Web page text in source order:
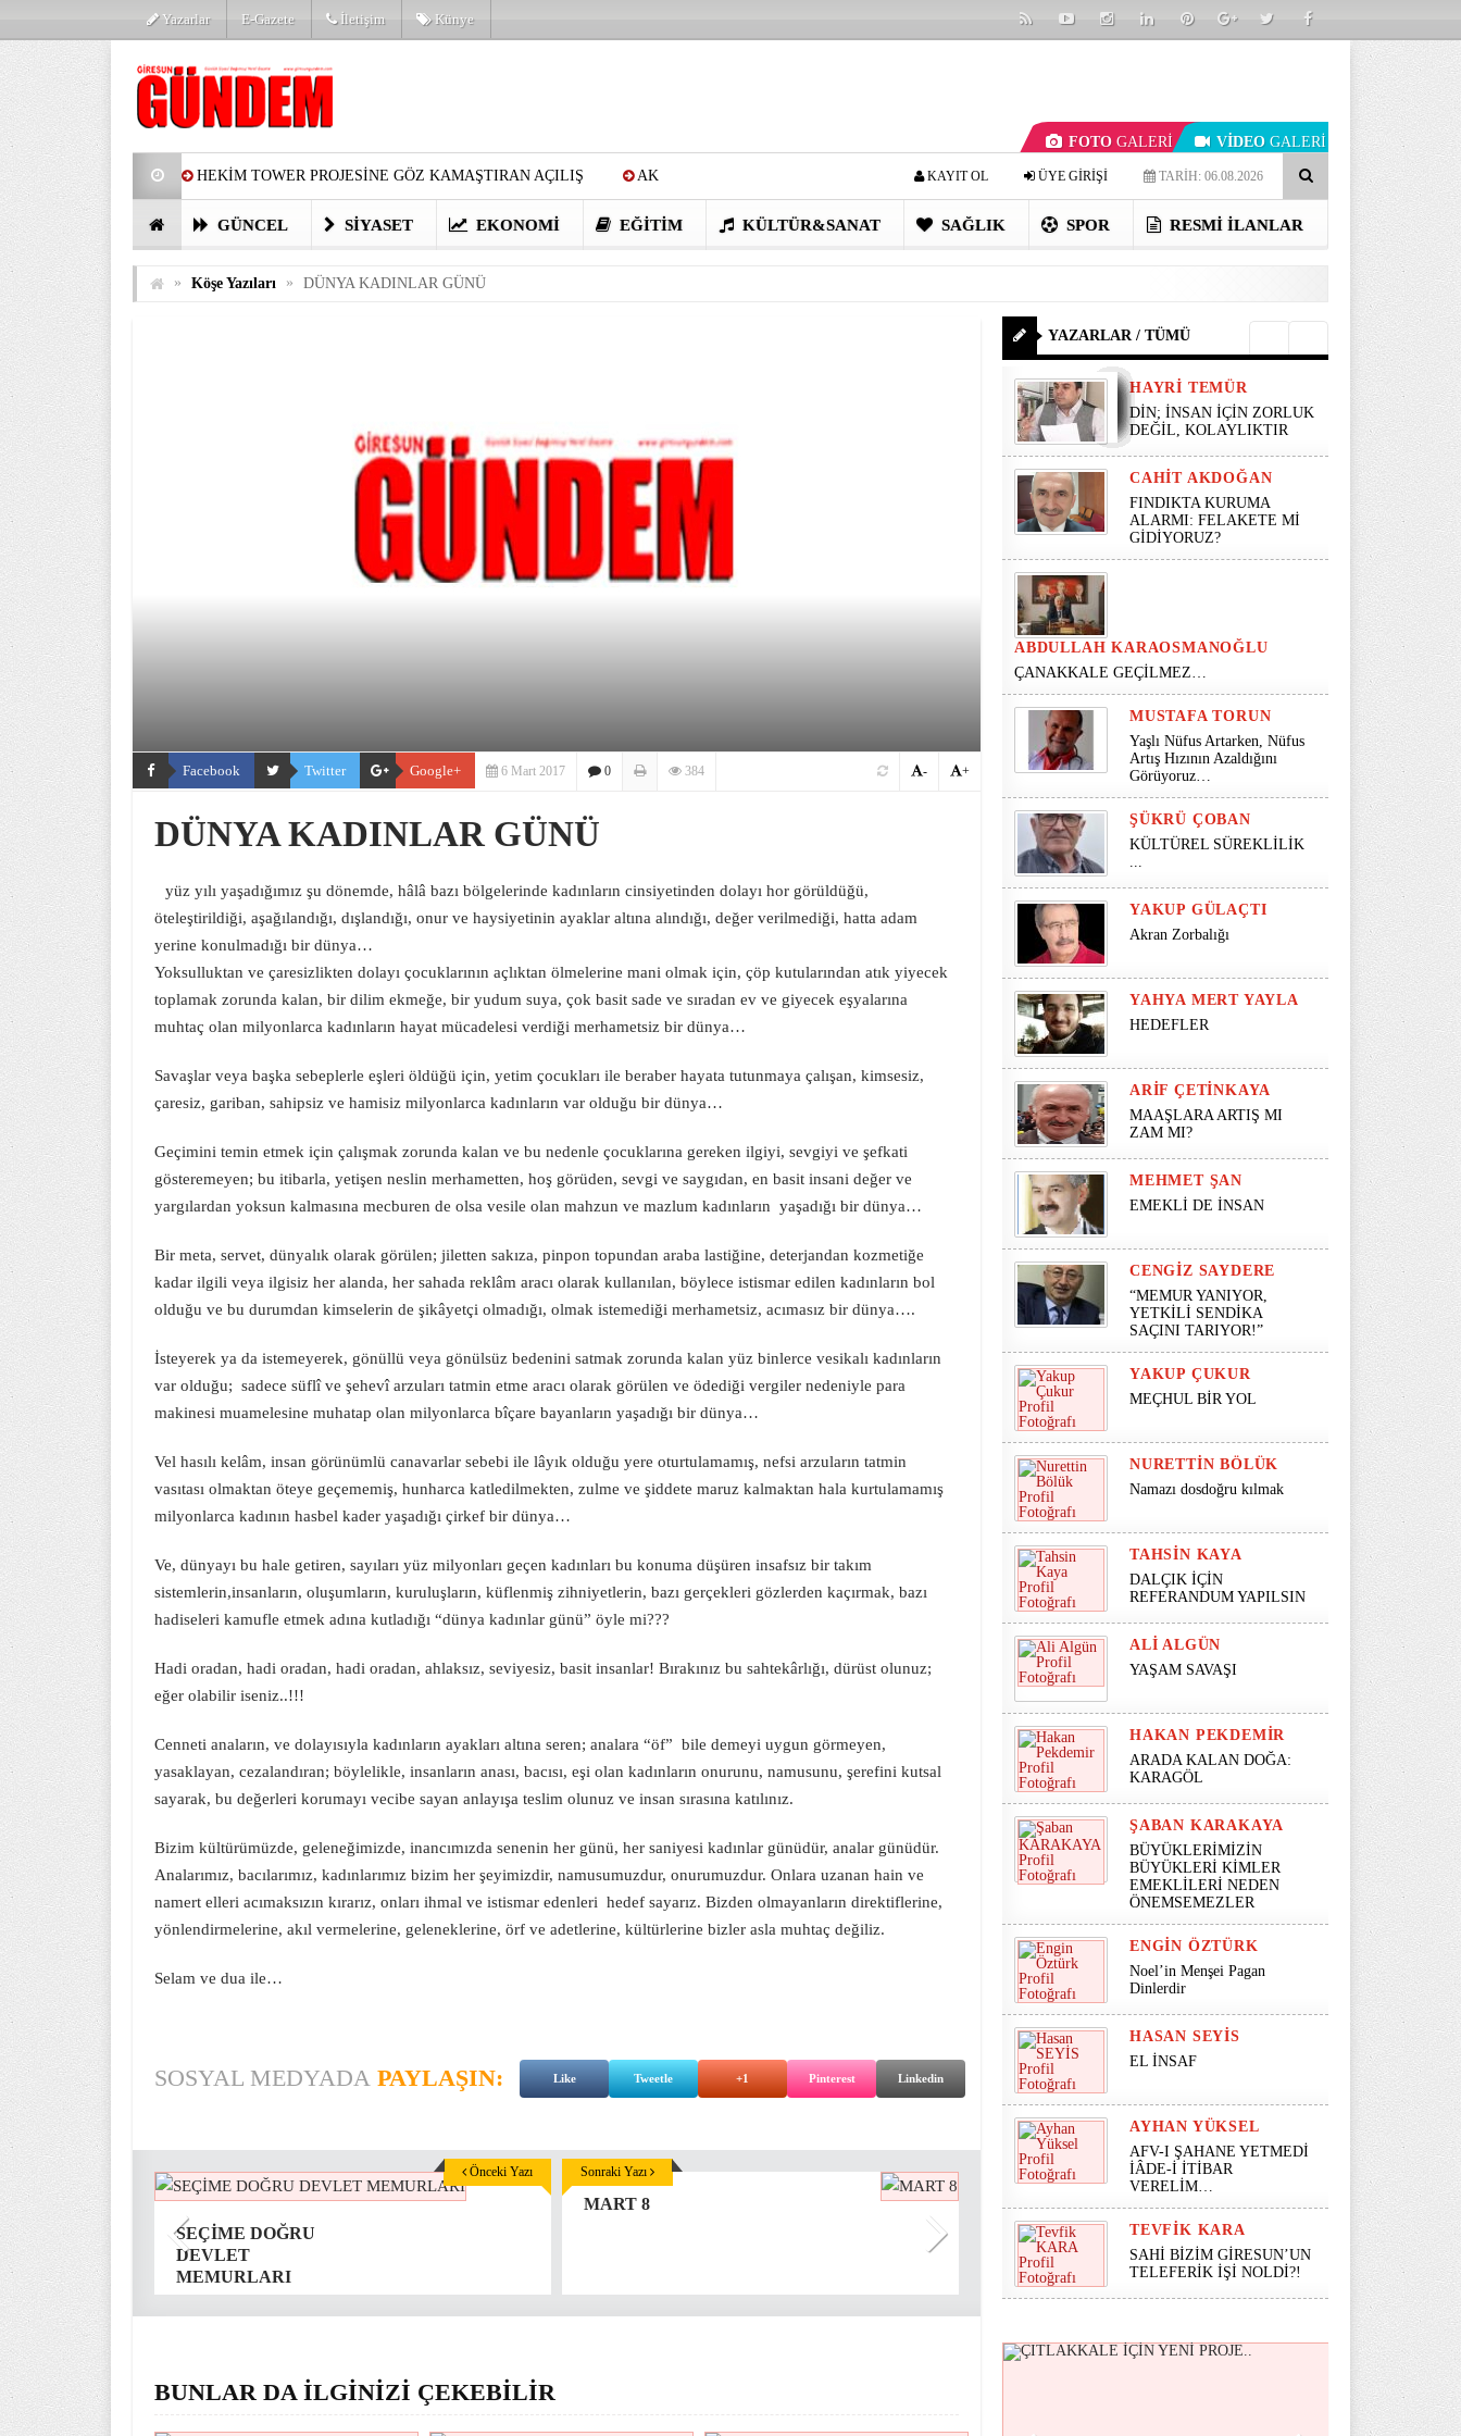
Yazarlar E-Gazete İletişim Künye
FOTO GALERİ VİDEO GALERİ
HEKİM TOWER PROJESİNE GÖZ KAMAŞTIRAN AÇILIŞ AK
PARTİ’DE YENİ YÜZLER HARUN CİCİ: VİDEOYU GÖRÜNCE
TARİH: 06.08.2026
ÜYE GİRİŞİ
KAYIT OL
GÜNCEL SIYASET EKONOMI EĞITIM KÜLTÜR&SANAT SAĞLIK SPOR RESMI İLANLAR
» Köşe Yazıları » DÜNYA KADINLAR GÜNÜ
Facebook Twitter Google+ 6 Mart 2017 0 384 +
-
DÜNYA KADINLAR GÜNÜ
yüz yılı yaşadığımız şu dönemde, hâlâ bazı bölgelerinde kadınların cinsiyetinden dolayı hor görüldüğü,
öteleştirildiği, aşağılandığı, dışlandığı, onur ve haysiyetinin ayaklar altına alındığı, değer verilmediği, hatta adam
yerine konulmadığı bir dünya…
Yoksulluktan ve çaresizlikten dolayı çocuklarının açlıktan ölmelerine mani olmak için, çöp kutularından atık yiyecek
toplamak zorunda kalan, bir dilim ekmeğe, bir yudum suya, çok basit sade ve sıradan ev ve giyecek eşyalarına
muhtaç olan milyonlarca kadınların hayat mücadelesi verdiği merhametsiz bir dünya…
Savaşlar veya başka sebeplerle eşleri öldüğü için, yetim çocukları ile beraber hayata tutunmaya çalışan, kimsesiz,
çaresiz, gariban, sahipsiz ve hamisiz milyonlarca kadınların var olduğu bir dünya…
Geçimini temin etmek için çalışmak zorunda kalan ve bu nedenle çocuklarına gereken ilgiyi, sevgiyi ve şefkati
gösteremeyen; bu itibarla, yetişen neslin merhametten, hoş görüden, sevgi ve saygıdan, en basit insani değer ve
yargılardan yoksun kalmasına mecburen de olsa vesile olan mahzun ve mazlum kadınların yaşadığı bir dünya…
Bir meta, servet, dünyalık olarak görülen; jiletten sakıza, pinpon topundan araba lastiğine, deterjandan kozmetiğe
kadar ilgili veya ilgisiz her alanda, her sahada reklâm aracı olarak kullanılan, böylece istismar edilen kadınların bol
olduğu ve bu durumdan kimselerin de şikâyetçi olmadığı, olmak istemediği merhametsiz, acımasız bir dünya….
İsteyerek ya da istemeyerek, gönüllü veya gönülsüz bedenini satmak zorunda kalan yüz binlerce vesikalı kadınların
var olduğu; sadece süflî ve şehevî arzuları tatmin etme aracı olarak görülen ve ödediği vergiler nedeniyle para
makinesi muamelesine muhatap olan milyonlarca bîçare bayanların yaşadığı bir dünya…
Vel hasılı kelâm, insan görünümlü canavarlar sebebi ile lâyık olduğu yere oturtulamamış, nefsi arzuların tatmin
vasıtası olmaktan öteye geçememiş, hunharca katledilmekten, zulme ve şiddete maruz kalmaktan hala kurtulamamış
milyonlarca kadının hasbel kader yaşadığı çirkef bir dünya…
Ve, dünyayı bu hale getiren, sayıları yüz milyonları geçen kadınları bu konuma düşüren insafsız bir takım
sistemlerin,insanların, oluşumların, kuruluşların, küflenmiş zihniyetlerin, bazı gerçekleri gözlerden kaçırmak, bazı
hadiseleri kamufle etmek adına kutladığı “dünya kadınlar günü” öyle mi???
Hadi oradan, hadi oradan, hadi oradan, ahlaksız, seviyesiz, basit insanlar! Bırakınız bu sahtekârlığı, dürüst olunuz;
eğer olabilir iseniz..!!!
Cenneti anaların, ve dolayısıyla kadınların ayakları altına seren; analara “öf” bile demeyi uygun görmeyen,
yasaklayan, cezalandıran; böylelikle, insanların anası, bacısı, eşi olan kadınların onurunu, namusunu, şerefini kutsal
sayarak, bu değerleri korumayı vecibe sayan anlayışa teslim olunuz ve insan sırasına katılınız.
Bizim kültürümüzde, geleneğimizde, inancımızda senenin her günü, her saniyesi kadınlar günüdür, analar günüdür.
Analarımız, bacılarımız, kadınlarımız bizim her şeyimizdir, namusumuzdur, onurumuzdur. Onlara uzanan hain ve
namert elleri acımaksızın kırarız, onları ihmal ve istismar edenleri hedef sayarız. Bizden olmayanların direktiflerine,
yönlendirmelerine, akıl vermelerine, geleneklerine, örf ve adetlerine, kültürlerine bizler asla muhtaç değiliz.
Selam ve dua ile…
SOSYAL MEDYADA PAYLAŞIN: Like Tweetle +1 Pinterest Linkedin
SEÇİME DOĞRU
DEVLET
MEMURLARI
Önceki Yazı
MART 8
Sonraki Yazı
BUNLAR DA İLGİNİZİ ÇEKEBİLİR
YAZARLAR / TÜMÜ
HAYRI TEMÜR
DİN; İNSAN İÇİN ZORLUK
DEĞİL, KOLAYLIKTIR
CAHIT AKDOĞAN
FINDIKTA KURUMA
ALARMI: FELAKETE Mİ
GİDİYORUZ?
ABDULLAH KARAOSMANOĞLU
ÇANAKKALE GEÇİLMEZ…
MUSTAFA TORUN
Yaşlı Nüfus Artarken, Nüfus
Artış Hızının Azaldığını
Görüyoruz…
ŞÜKRÜ ÇOBAN
KÜLTÜREL SÜREKLİLİK
...
YAKUP GÜLAÇTI
Akran Zorbalığı
YAHYA MERT YAYLA
HEDEFLER
ARIF ÇETINKAYA
MAAŞLARA ARTIŞ MI
ZAM MI?
MEHMET ŞAN
EMEKLİ DE İNSAN
CENGIZ SAYDERE
“MEMUR YANIYOR,
YETKİLİ SENDİKA
SAÇINI TARIYOR!”
YAKUP ÇUKUR
MEÇHUL BİR YOL
NURETTIN BÖLÜK
Namazı dosdoğru kılmak
TAHSIN KAYA
DALÇIK İÇİN
REFERANDUM YAPILSIN
ALI ALGÜN
YAŞAM SAVAŞI
HAKAN PEKDEMIR
ARADA KALAN DOĞA:
KARAGÖL
ŞABAN KARAKAYA
BÜYÜKLERİMİZİN
BÜYÜKLERİ KİMLER
EMEKLİLERİ NEDEN
ÖNEMSEMEZLER
ENGIN ÖZTÜRK
Noel’in Menşei Pagan
Dinlerdir
HASAN SEYİS
EL İNSAF
AYHAN YÜKSEL
AFV-I ŞAHANE YETMEDİ
İÂDE-İ İTİBAR
VERELİM…
TEVFIK KARA
SAHİ BİZİM GİRESUN’UN
TELEFERİK İŞİ NOLDİ?!